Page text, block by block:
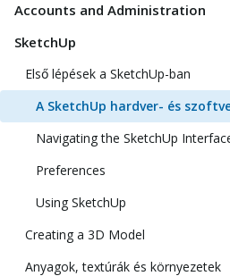
Accounts and Administration
SketchUp
Első lépések a SketchUp-ban
A SketchUp hardver- és
Navigating the SketchUp
Preferences
Using SketchUp
Creating a 3D Model
Anyagok, textúrák és környezetek